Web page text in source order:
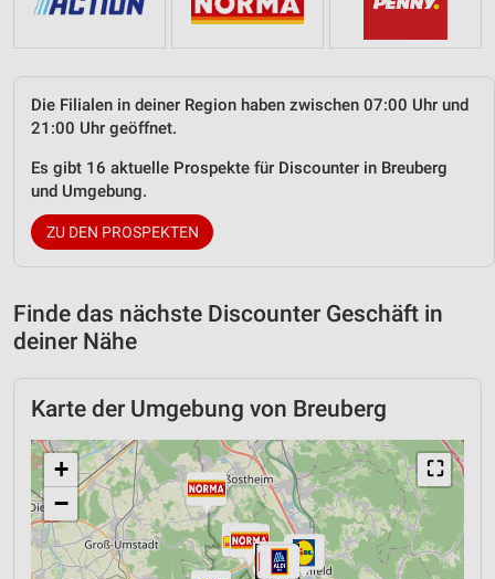
Die Filialen in deiner Region haben zwischen 07:00 Uhr und
21:00 Uhr geöffnet.
Es gibt 16 aktuelle Prospekte für Discounter in Breuberg
und Umgebung.
ZU DEN PROSPEKTEN
Finde das nächste Discounter Geschäft in
deiner Nähe
Karte der Umgebung von Breuberg
⛶
+
−